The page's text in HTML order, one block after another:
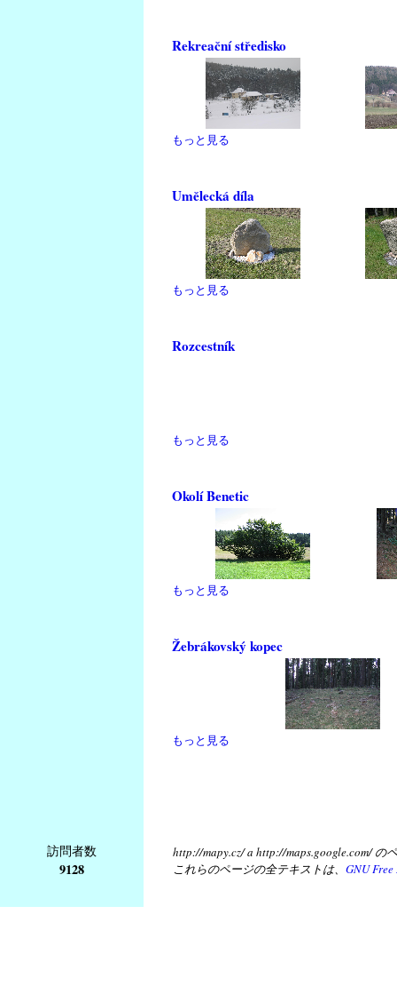
Rekreační středisko
もっと見る
Umělecká díla
もっと見る
Rozcestník
もっと見る
Okolí Benetic
もっと見る
Žebrákovský kopec
もっと見る
訪問者数
9128
http://mapy.cz/ a http://maps.google.com/
これらのページの全テキストは、 GNU